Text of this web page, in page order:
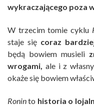
wykraczającego poza
W trzecim tomie cyklu
staje się coraz
będą bowiem musieli
wrogami, ale i z
okaże się bowiem
Roninto historia o